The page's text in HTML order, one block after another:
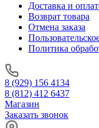
Доставка и
Возврат товара
Отмена заказа
Политика
8 (929) 156 4134
8 (812) 412 6437
Магазин
Заказать звонок